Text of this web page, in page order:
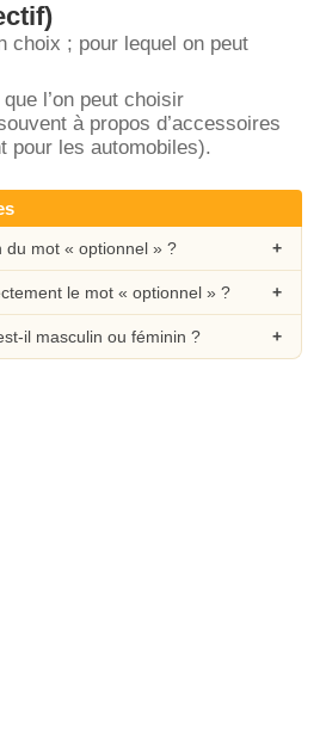
choix ; pour lequel on peut
l’on peut choisir
à propos d’accessoires
pour les automobiles).
du mot « optionnel » ?
le mot « optionnel » ?
il masculin ou féminin ?